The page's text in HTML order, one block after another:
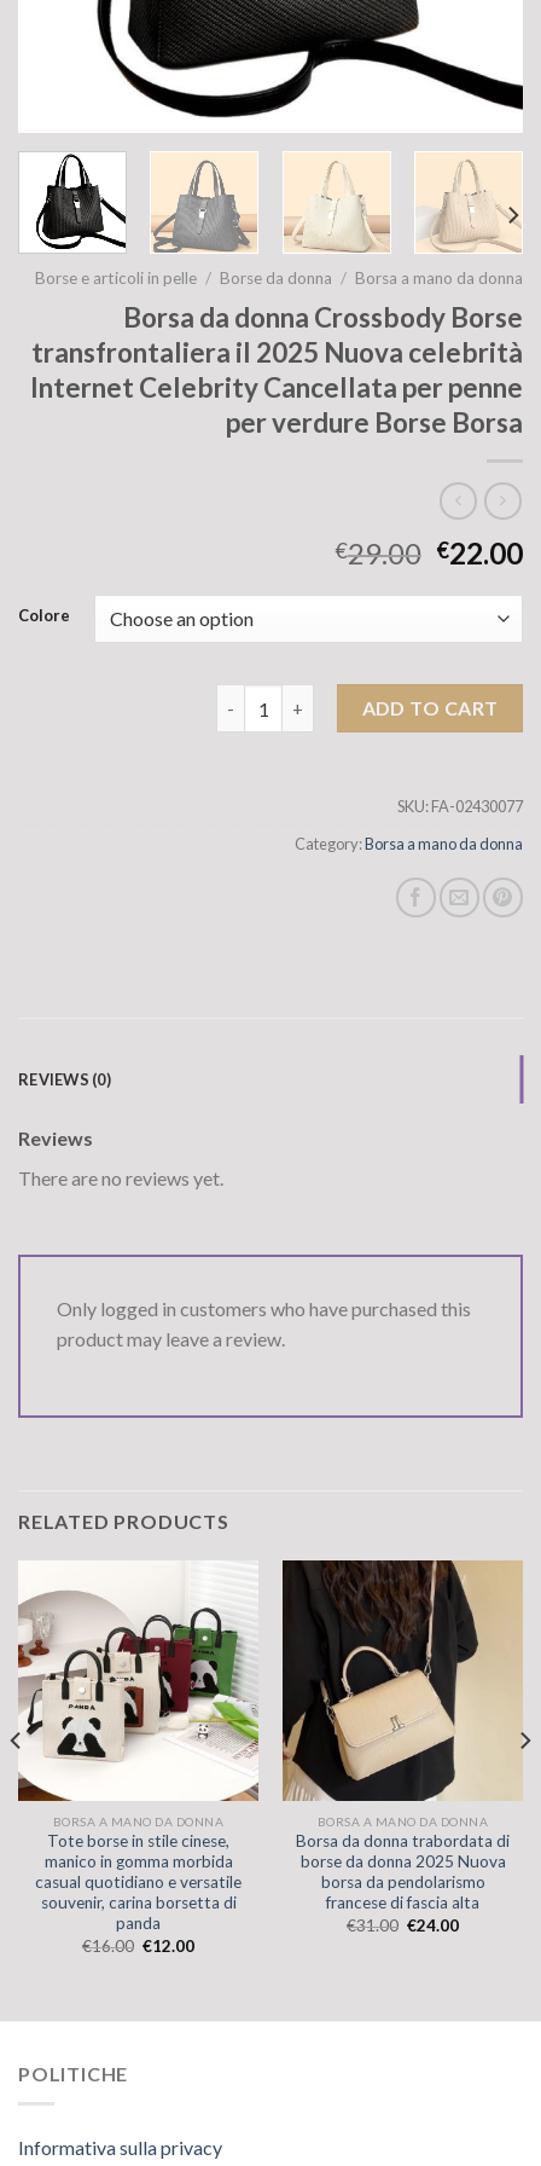
Borse e articoli in pelle / Borse da donna / Borsa a mano da donna
Borsa da donna Crossbody Borse
transfrontaliera il 2025 Nuova celebrità
Internet Celebrity Cancellata per penne
per verdure Borse Borsa
€29.00 €22.00
Colore
ADD TO CART
SKU:FA-02430077
Category:Borsa a mano da donna
REVIEWS (0)
Reviews
There are no reviews yet.
Only logged in customers who have purchased this
product may leave a review.
RELATED PRODUCTS
BORSA A MANO DA DONNA
Tote borse in stile cinese,
manico in gomma morbida
casual quotidiano e versatile
souvenir, carina borsetta di
panda
€16.00 €12.00
BORSA A MANO DA DONNA
Borsa da donna trabordata di
borse da donna 2025 Nuova
borsa da pendolarismo
francese di fascia alta
€31.00 €24.00
POLITICHE
Informativa sulla privacy